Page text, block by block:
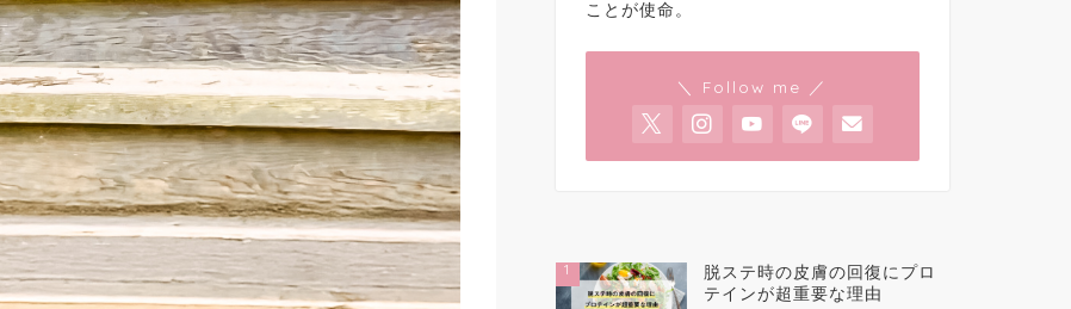
ことが使命。
＼ Follow me ／
1
脱ステ時の皮膚の回復にプロ
テインが超重要な理由